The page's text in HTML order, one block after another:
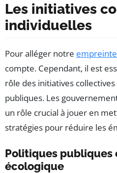
Les initiatives
individuelles
Pour alléger notre
compte. Cependant, il est
rôle des initiatives
publiques. Les
un rôle crucial à jouer en
stratégies pour réduire les
Politiques publiques
écologique